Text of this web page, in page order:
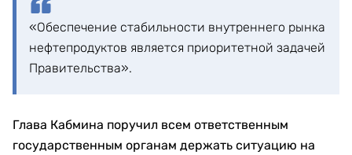
«Обеспечение стабильности внутреннего рынка
нефтепродуктов является приоритетной задачей
Правительства».
Глава Кабмина поручил всем ответственным
государственным органам держать ситуацию на